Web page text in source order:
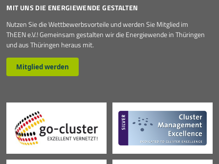
MIT UNS DIE ENERGIEWENDE GESTALTEN
Nutzen Sie die Wettbewerbsvorteile und werden Sie Mitglied im
ThEEN e.V.! Gemeinsam gestalten wir die Energiewende in Thüringen
und aus Thüringen heraus mit.
Mitglied werden